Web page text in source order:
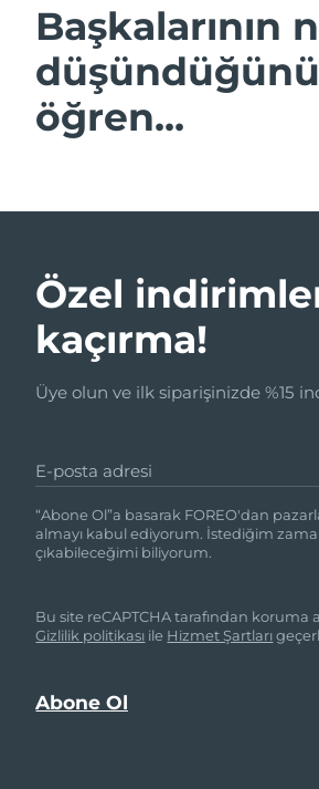
Başkalarının
düşündüğünü
öğren...
Özel
kaçırma!
Üye olun ve ilk siparişinizde %15
E-posta adresi
“Abone Ol”a basarak FOREO'dan
almayı kabul ediyorum. İstediğim
çıkabileceğimi biliyorum.
Bu site reCAPTCHA tarafından koruma
Gizlilik politikası ile Hizmet Şartları